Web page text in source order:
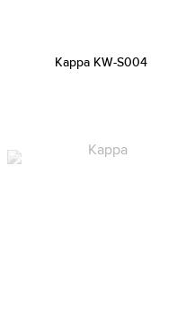
Kappa KW-S004